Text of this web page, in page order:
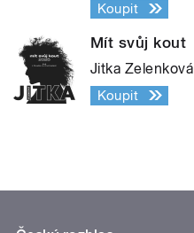
Koupit
Mít svůj kout
Jitka Zelenková
Koupit